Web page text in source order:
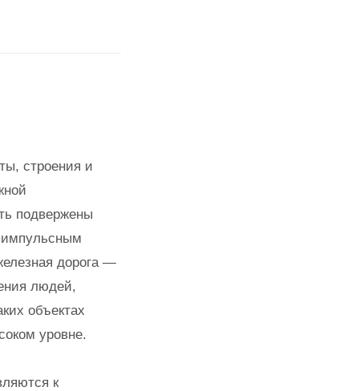
строения и
подвержены
дорога —
людей,
объектах
уровне.
к